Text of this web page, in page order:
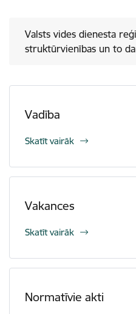
Valsts vides dienesta
struktūrvienības un to
Vadība
Skatīt vairāk
Vakances
Skatīt vairāk
Normatīvie akti